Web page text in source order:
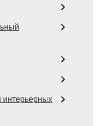
интерьерных